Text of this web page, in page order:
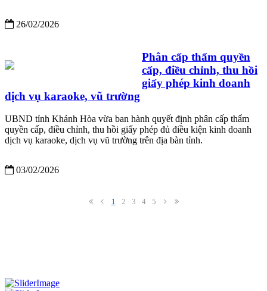
26/02/2026
Phân cấp thẩm quyền
cấp, điều chỉnh, thu hồi
giấy phép kinh doanh
dịch vụ karaoke, vũ trường
UBND tỉnh Khánh Hòa vừa ban hành quyết định phân cấp thẩm
quyền cấp, điều chỉnh, thu hồi giấy phép đủ điều kiện kinh doanh
dịch vụ karaoke, dịch vụ vũ trường trên địa bàn tỉnh.
03/02/2026
1 2 3 4 5